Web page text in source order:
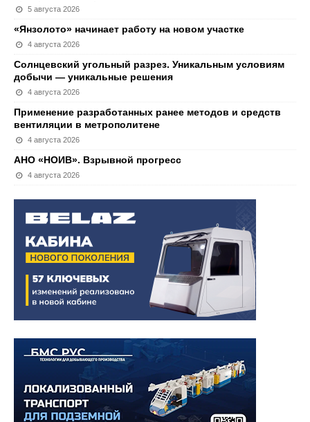
5 августа 2026
«Янзолото» начинает работу на новом участке
4 августа 2026
Солнцевский угольный разрез. Уникальным условиям
добычи — уникальные решения
4 августа 2026
Применение разработанных ранее методов и средств
вентиляции в метрополитене
4 августа 2026
АНО «НОИВ». Взрывной прогресс
4 августа 2026